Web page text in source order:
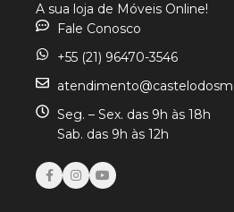
A sua loja de Móveis Online!
Fale Conosco
+55 (21) 96470-3546
Seg. – Sex. das 9h às 18h
Sab. das 9h às 12h